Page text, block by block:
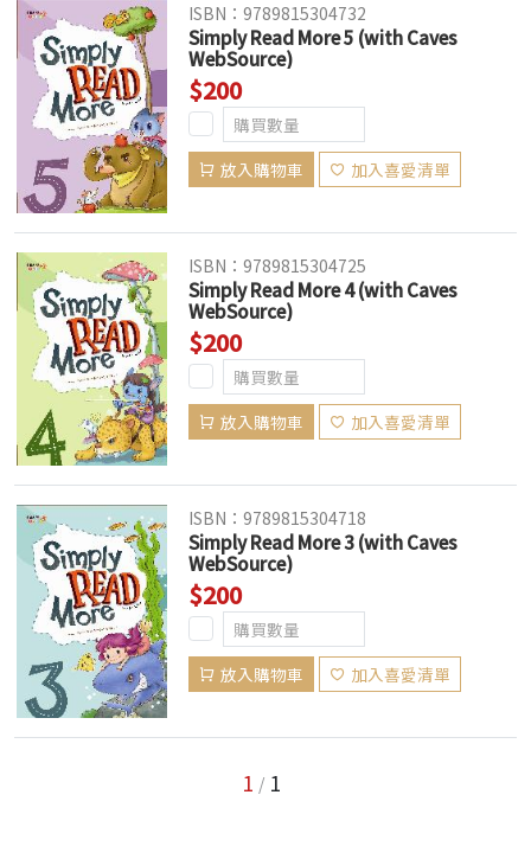
ISBN：9789815304732
Simply Read More 5 (with Caves
WebSource)
$200
放入購物車 加入喜愛清單
ISBN：9789815304725
Simply Read More 4 (with Caves
WebSource)
$200
放入購物車 加入喜愛清單
ISBN：9789815304718
Simply Read More 3 (with Caves
WebSource)
$200
放入購物車 加入喜愛清單
1 / 1